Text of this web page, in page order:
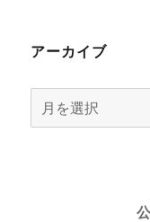
アーカイブ
ー